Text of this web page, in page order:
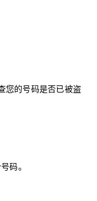
您的号码是否已被盗
码。